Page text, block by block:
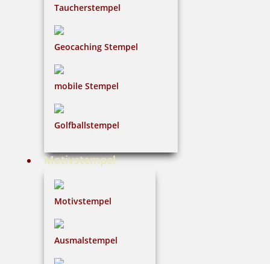
Taucherstempel
Geocaching Stempel
mobile Stempel
Golfballstempel
Motivstempel
Motivstempel
Ausmalstempel